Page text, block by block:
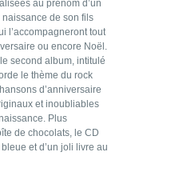
au prénom d’un
de son fils
l’accompagneront tout
ou encore Noël.
second album, intitulé
le thème du rock
d’anniversaire
et inoubliables
Plus
de chocolats, le CD
et d’un joli livre au